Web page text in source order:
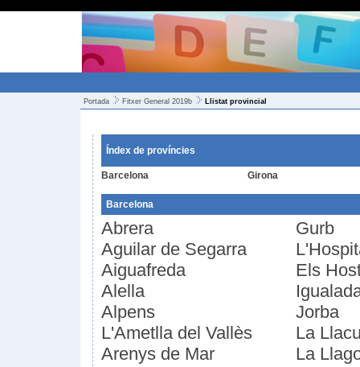
Portada Fitxer General 2019b Llistat provincial
Índex de províncies
Barcelona Girona
Barcelona
Abrera
Aguilar de Segarra
Aiguafreda
Alella
Alpens
L'Ametlla del Vallès
Arenys de Mar
Gurb
Els
Jorba
La
La